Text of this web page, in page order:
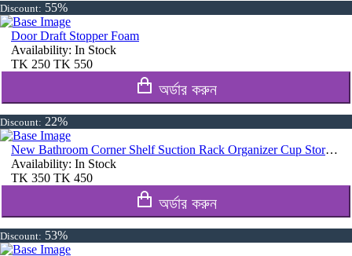
Discount: 55%
Door Draft Stopper Foam
Availability: In Stock
TK 250 TK 550
অর্ডার করুন
Discount: 22%
New Bathroom Corner Shelf Suction Rack Organizer Cup Storage Shower Wall Basket
Availability: In Stock
TK 350 TK 450
অর্ডার করুন
Discount: 53%